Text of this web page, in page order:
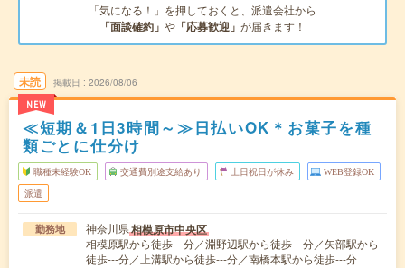
「気になる！」を押しておくと、派遣会社から
「面談確約」 や 「応募歓迎」 が届きます！
未読
NEW
掲載日 2026/08/06
≪短期＆1日3時間～≫日払いOK＊お菓子を種
類ごとに仕分け
職種未経験OK 交通費別途支給あり 土日祝日が休み WEB登録OK
派遣
勤務地 神奈川県相模原市中央区
相模原駅から徒歩---分／淵野辺駅から徒歩---分／矢部駅から
徒歩---分／上溝駅から徒歩---分／南橋本駅から徒歩---分